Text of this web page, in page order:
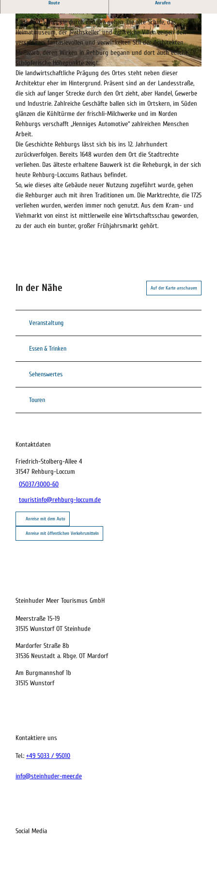
Kinder
buchen
© Stadt Rehburg-Loccum
© Stadt Rehburg-Loccum © Stadt Rehburg-Loccum, Mathias Weber
Route Anrufen
„Rehburger Baustil“ nennt sich das, was Besuchern meist zuerst ins
Auge fällt, wenn sie durch den Ort gehen. Die alte Schule, das
Heimatmuseum, der ‚Rathskeller’ und zahlreiche Villen zeigen den
verspielten, fantasievollen und verwinkelten Stil der Architekten
Meßwarb, deren Wirken in Rehburg begann und dort auch etliche
schöpferische Höhepunkte zeigt.
Die landwirtschaftliche Prägung des Ortes steht neben dieser
Architektur eher im Hintergrund. Präsent sind an der Landesstraße,
die sich auf langer Strecke durch den Ort zieht, aber Handel, Gewerbe
und Industrie. Zahlreiche Geschäfte ballen sich im Ortskern, im Süden
glänzen die Kühltürme der frischli-Milchwerke und im Norden
Rehburgs verschafft „Henniges Automotive“ zahlreichen Menschen
Arbeit.
Die Geschichte Rehburgs lässt sich bis ins 12. Jahrhundert
zurückverfolgen. Bereits 1648 wurden dem Ort die Stadtrechte
verliehen. Das älteste erhaltene Bauwerk ist die Reheburgk, in der sich
heute Rehburg-Loccums Rathaus befindet.
So, wie dieses alte Gebäude neuer Nutzung zugeführt wurde, gehen
die Rehburger auch mit ihren Traditionen um. Die Marktrechte, die 1725
verliehen wurden, werden immer noch genutzt. Aus dem Kram- und
Viehmarkt von einst ist mittlerweile eine Wirtschaftsschau geworden,
zu der auch ein bunter, großer Frühjahrsmarkt gehört.
In der Nähe Auf der Karte anschauen
Veranstaltung
Essen & Trinken
Sehenswertes
Touren
Kontaktdaten
Friedrich-Stolberg-Allee 4
31547 Rehburg-Loccum
05037/3000-60
touristinfo@rehburg-loccum.de
Anreise mit dem Auto
Anreise mit öffentlichen Verkehrsmitteln
Steinhuder Meer Tourismus GmbH
Meerstraße 15-19
31515 Wunstorf OT Steinhude
Mardorfer Straße 8b
31536 Neustadt a. Rbge. OT Mardorf
Am Burgmannshof 1b
31515 Wunstorf
Kontaktiere uns
Tel.: +49 5033 / 95010
info@steinhuder-meer.de
Social Media